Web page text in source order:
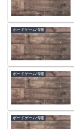
ボードゲーム情報
ボードゲーム情報
ボードゲーム情報